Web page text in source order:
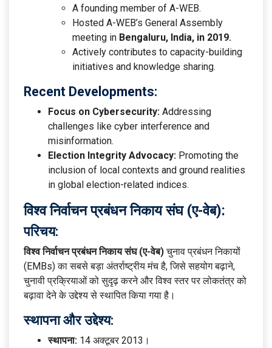
A founding member of A-WEB.
Hosted A-WEB’s General Assembly
meeting in Bengaluru, India, in 2019.
Actively contributes to capacity-building
initiatives and knowledge sharing.
Recent Developments:
Focus on Cybersecurity: Addressing
challenges like cyber interference and
misinformation.
Election Integrity Advocacy: Promoting the
inclusion of local contexts and ground realities
in global election-related indices.
विश्व निर्वाचन प्रबंधन निकाय संघ (ए-वेब):
परिचय:
विश्व निर्वाचन प्रबंधन निकाय संघ (ए-वेब)चुनाव प्रबंधन निकायों
(EMBs) का सबसे बड़ा अंतर्राष्ट्रीय मंच है, जिसे सहयोग बढ़ाने,
चुनावी प्रक्रियाओं को सुदृढ़ करने और विश्व स्तर पर लोकतंत्र को
बढ़ावा देने के उद्देश्य से स्थापित किया गया है।
स्थापना और उद्देश्य:
स्थापना: 14 अक्टूबर 2013।